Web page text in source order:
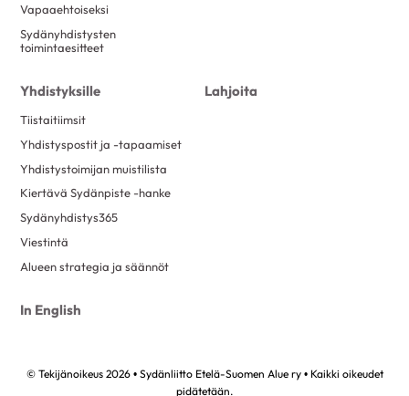
Vapaaehtoiseksi
Sydänyhdistysten
toimintaesitteet
Yhdistyksille
Tiistaitiimsit
Yhdistyspostit ja -tapaamiset
Yhdistystoimijan muistilista
Kiertävä Sydänpiste -hanke
Sydänyhdistys365
Viestintä
Alueen strategia ja säännöt
Lahjoita
In English
© Tekijänoikeus 2026 • Sydänliitto Etelä-Suomen Alue ry • Kaikki oikeudet
pidätetään.